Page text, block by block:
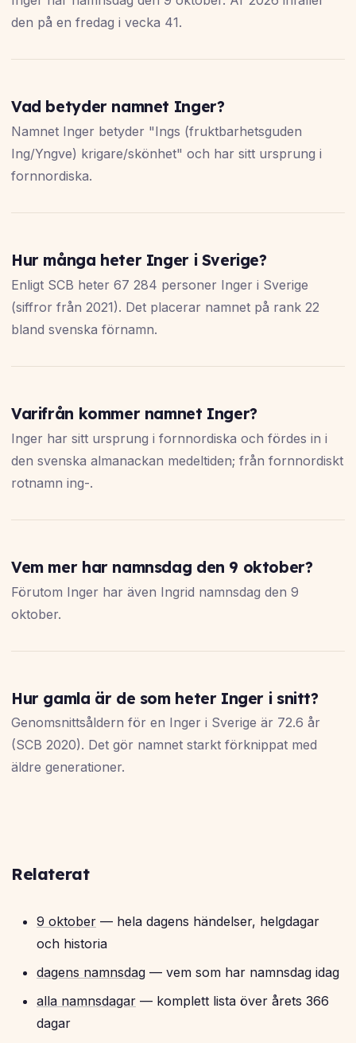
den på en fredag i vecka 41.
Vad betyder namnet Inger?
Namnet Inger betyder "Ings (fruktbarhetsguden
Ing/Yngve) krigare/skönhet" och har sitt ursprung i
fornnordiska.
Hur många heter Inger i Sverige?
Enligt SCB heter 67 284 personer Inger i Sverige
(siffror från 2021). Det placerar namnet på rank 22
bland svenska förnamn.
Varifrån kommer namnet Inger?
Inger har sitt ursprung i fornnordiska och fördes in i
den svenska almanackan medeltiden; från fornnordiskt
rotnamn ing-.
Vem mer har namnsdag den 9 oktober?
Förutom Inger har även Ingrid namnsdag den 9
oktober.
Hur gamla är de som heter Inger i snitt?
Genomsnittsåldern för en Inger i Sverige är 72.6 år
(SCB 2020). Det gör namnet starkt förknippat med
äldre generationer.
Relaterat
9 oktober — hela dagens händelser, helgdagar
och historia
dagens namnsdag — vem som har namnsdag idag
alla namnsdagar — komplett lista över årets 366
dagar